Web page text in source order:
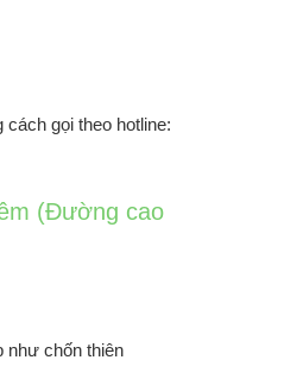
gọi theo hotline:
(Đường cao
như chốn thiên